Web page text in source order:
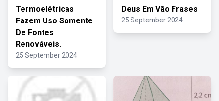
Termoelétricas
Fazem Uso Somente
De Fontes
Renováveis.
25 September 2024
Deus Em Vão Frases
25 September 2024